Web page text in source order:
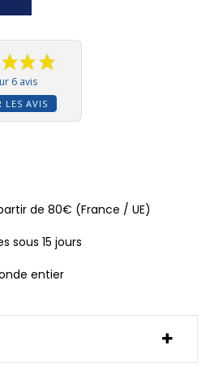
6 avis
LES AVIS
de 80€ (France / UE)
sous 15 jours
entier